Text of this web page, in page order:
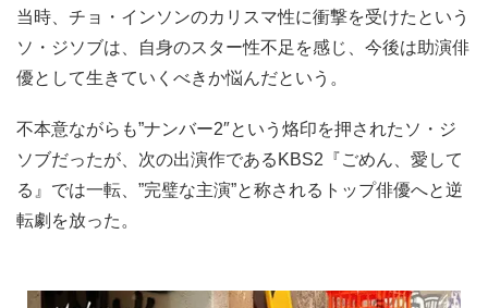
当時、チョ・インソンのカリスマ性に衝撃を受けたという
ソ・ジソブは、自身のスター性不足を感じ、今後は助演俳
優として生きていくべきか悩んだという。
不本意ながらも”ナンバー2″という烙印を押されたソ・ジ
ソブだったが、次の出演作であるKBS2『ごめん、愛して
る』では一転、”完璧な主演”と称されるトップ俳優へと逆
転劇を放った。